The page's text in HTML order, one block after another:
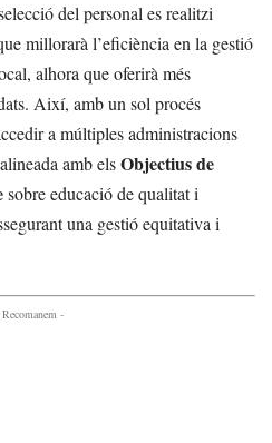
del personal es realitzi
millorarà l’eficiència en la gestió
alhora que oferirà més
Així, amb un sol procés
a múltiples administracions
amb elsObjectius de
sobre educació de qualitat i
una gestió equitativa i
-